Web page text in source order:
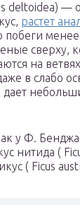
deltoidea) —
растет
побеги
сверху,
на
в слабо
дает
у Ф.
нитида (
( Ficus